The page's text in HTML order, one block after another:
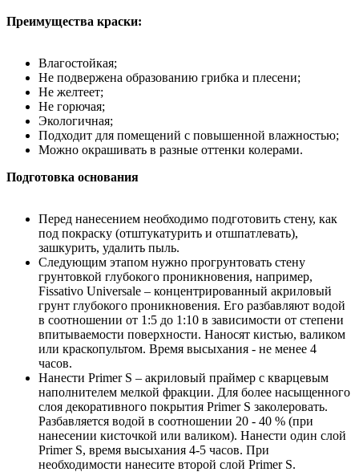
Преимущества краски:
Влагостойкая;
Не подвержена образованию грибка и плесени;
Не желтеет;
Не горючая;
Экологичная;
Подходит для помещений с повышенной влажностью;
Можно окрашивать в разные оттенки колерами.
Подготовка основания
Перед нанесением необходимо подготовить стену, как
под покраску (отштукатурить и отшпатлевать),
зашкурить, удалить пыль.
Следующим этапом нужно прогрунтовать стену
грунтовкой глубокого проникновения, например,
Fissativo Universale – концентрированный акриловый
грунт глубокого проникновения. Его разбавляют водой
в соотношении от 1:5 до 1:10 в зависимости от степени
впитываемости поверхности. Наносят кистью, валиком
или краскопультом. Время высыхания - не менее 4
часов.
Нанести Primer S – акриловый праймер с кварцевым
наполнителем мелкой фракции. Для более насыщенного
слоя декоративного покрытия Primer S заколеровать.
Разбавляется водой в соотношении 20 - 40 % (при
нанесении кисточкой или валиком). Нанести один слой
Primer S, время высыхания 4-5 часов. При
необходимости нанесите второй слой Primer S.